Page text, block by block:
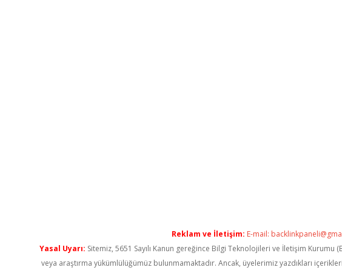
Reklam ve İletişim: E-mail:
Yasal Uyarı: Sitemiz, 5651 Sayılı Kanun gereğince Bilgi Teknolojileri ve İletişim
veya araştırma yükümlülüğümüz bulunmamaktadır. Ancak, üyelerimiz yazdıkları